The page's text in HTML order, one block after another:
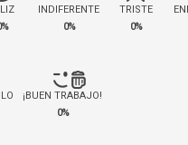
INDIFERENTE
0%
TRISTE
0%
¡BUEN TRABAJO!
0%